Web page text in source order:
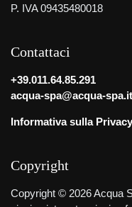
P. IVA 09435480018
Contattaci
+39.011.64.85.291
acqua-spa@acqua-spa.it
Informativa sulla Privacy
Copyright
Copyright © 2026 Acqua